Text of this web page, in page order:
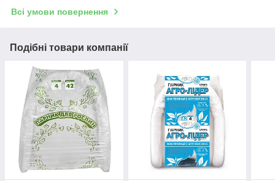
Всі умови повернення
Подібні товари компанії